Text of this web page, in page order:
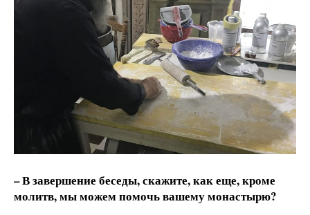
– В завершение беседы, скажите, как еще, кроме
молитв, мы можем помочь вашему монастырю?